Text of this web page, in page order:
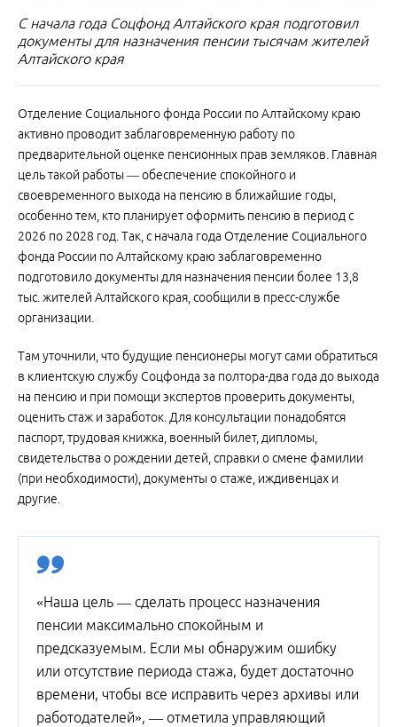
С начала года Соцфонд Алтайского края подготовил
документы для назначения пенсии тысячам жителей
Алтайского края
Отделение Социального фонда России по Алтайскому краю
активно проводит заблаговременную работу по
предварительной оценке пенсионных прав земляков. Главная
цель такой работы — обеспечение спокойного и
своевременного выхода на пенсию в ближайшие годы,
особенно тем, кто планирует оформить пенсию в период с
2026 по 2028 год. Так, с начала года Отделение Социального
фонда России по Алтайскому краю заблаговременно
подготовило документы для назначения пенсии более 13,8
тыс. жителей Алтайского края, сообщили в пресс-службе
организации.
Там уточнили, что будущие пенсионеры могут сами обратиться
в клиентскую службу Соцфонда за полтора-два года до выхода
на пенсию и при помощи экспертов проверить документы,
оценить стаж и заработок. Для консультации понадобятся
паспорт, трудовая книжка, военный билет, дипломы,
свидетельства о рождении детей, справки о смене фамилии
(при необходимости), документы о стаже, иждивенцах и
другие.
«Наша цель — сделать процесс назначения
пенсии максимально спокойным и
предсказуемым. Если мы обнаружим ошибку
или отсутствие периода стажа, будет достаточно
времени, чтобы все исправить через архивы или
работодателей», — отметила управляющий